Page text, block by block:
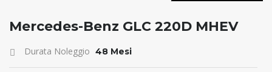
ANTICIPO 0
Mercedes-Benz GLC 220D MHEV
Durata Noleggio 48 Mesi